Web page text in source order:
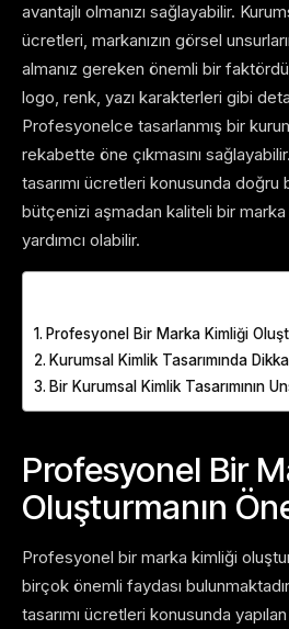
avantajlı olmanızı sağlayabilir.
ücretleri, markanızın görsel
almanız gereken önemli bir
logo, renk, yazı karakterleri gibi
Profesyonelce tasarlanmış bir
rekabette öne çıkmasını
tasarımı ücretleri konusunda
bütçenizi aşmadan kaliteli bir marka
yardımcı olabilir.
Profesyonel Bir Marka Kimliği
Kurumsal Kimlik Tasarımında
Bir Kurumsal Kimlik Tasarımının
Profesyonel Bir
Oluşturmanın
Profesyonel bir marka kimliği
birçok önemli faydası
tasarımı ücretleri konusunda